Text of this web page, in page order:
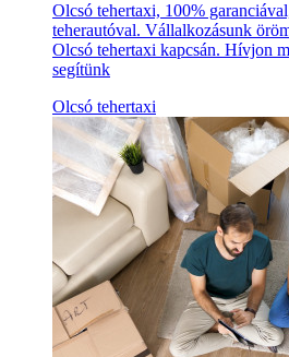
Olcsó tehertaxi, 100%
teherautóval. Vállalkozásunk
Olcsó tehertaxi kapcsán. Hívjon
segítünk
Olcsó tehertaxi